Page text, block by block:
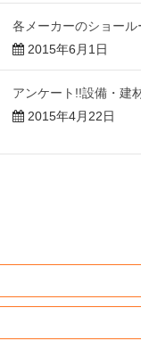
各メーカーのショール
2015年6月1日
アンケート!!設備・建
2015年4月22日